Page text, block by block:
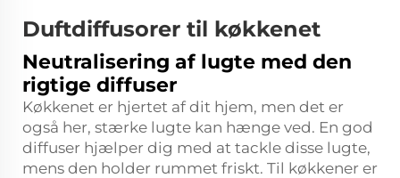
Duftdiffusorer til køkkenet
Neutralisering af lugte med den
rigtige diffuser
Køkkenet er hjertet af dit hjem, men det er
også her, stærke lugte kan hænge ved. En god
diffuser hjælper dig med at tackle disse lugte,
mens den holder rummet friskt. Til køkkener er